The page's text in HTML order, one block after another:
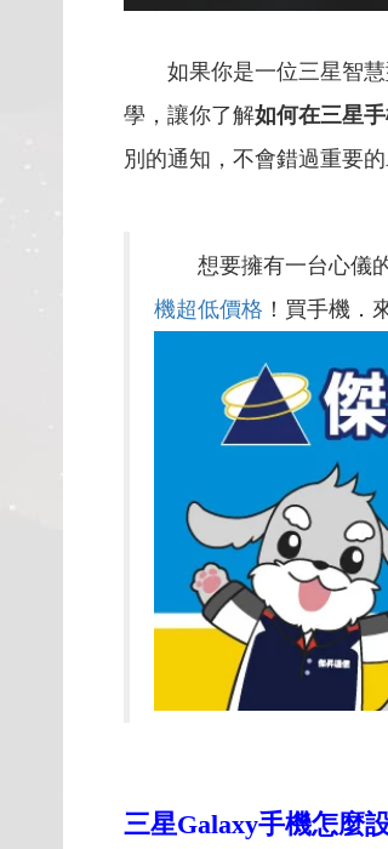
如果你是一位三星智慧
學，讓你了解如何在三星
別的通知，不會錯過重要的
想要擁有一台心儀的
機超低價格 ！買手機．
三星Galaxy手機怎麼